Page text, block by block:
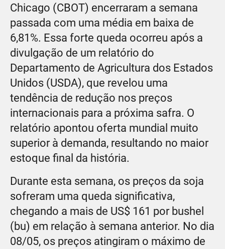
Chicago (CBOT) encerraram a semana
passada com uma média em baixa de
6,81%. Essa forte queda ocorreu após a
divulgação de um relatório do
Departamento de Agricultura dos Estados
Unidos (USDA), que revelou uma
tendência de redução nos preços
internacionais para a próxima safra. O
relatório apontou oferta mundial muito
superior à demanda, resultando no maior
estoque final da história.
Durante esta semana, os preços da soja
sofreram uma queda significativa,
chegando a mais de US$ 161 por bushel
(bu) em relação à semana anterior. No dia
08/05, os preços atingiram o máximo de